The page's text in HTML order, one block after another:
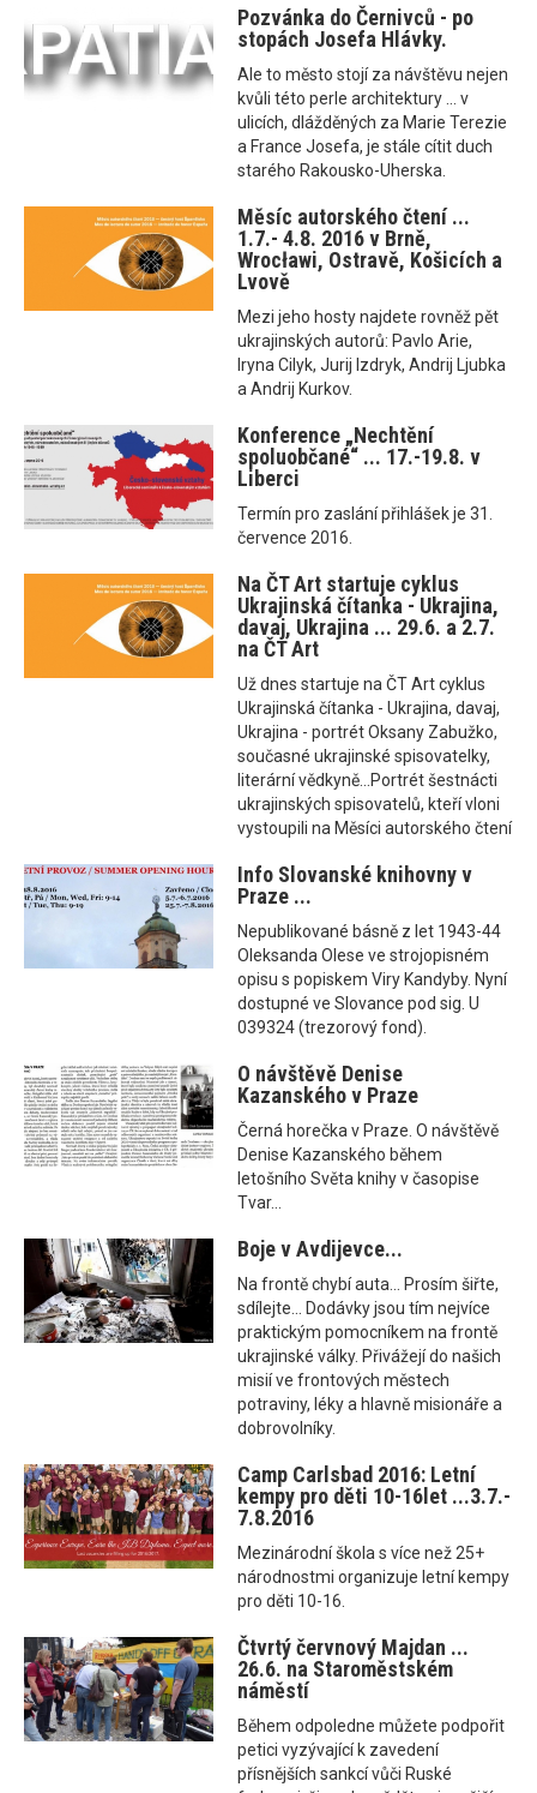
Pozvánka do Černivců - po
stopách Josefa Hlávky.
Ale to město stojí za návštěvu nejen
kvůli této perle architektury ... v
ulicích, dlážděných za Marie Terezie
a France Josefa, je stále cítit duch
starého Rakousko-Uherska.
Měsíc autorského čtení ...
1.7.- 4.8. 2016 v Brně,
Wrocławi, Ostravě, Košicích a
Lvově
Mezi jeho hosty najdete rovněž pět
ukrajinských autorů: Pavlo Arie,
Iryna Cilyk, Jurij Izdryk, Andrij Ljubka
a Andrij Kurkov.
Konference „Nechtění
spoluobčané“ ... 17.-19.8. v
Liberci
Termín pro zaslání přihlášek je 31.
července 2016.
Na ČT Art startuje cyklus
Ukrajinská čítanka - Ukrajina,
davaj, Ukrajina ... 29.6. a 2.7.
na ČT Art
Už dnes startuje na ČT Art cyklus
Ukrajinská čítanka - Ukrajina, davaj,
Ukrajina - portrét Oksany Zabužko,
současné ukrajinské spisovatelky,
literární vědkyně...Portrét šestnácti
ukrajinských spisovatelů, kteří vloni
vystoupili na Měsíci autorského čtení
Info Slovanské knihovny v
Praze ...
Nepublikované básně z let 1943-44
Oleksanda Olese ve strojopisném
opisu s popiskem Viry Kandyby. Nyní
dostupné ve Slovance pod sig. U
039324 (trezorový fond).
O návštěvě Denise
Kazanského v Praze
Černá horečka v Praze. O návštěvě
Denise Kazanského během
letošního Světa knihy v časopise
Tvar...
Boje v Avdijevce...
Na frontě chybí auta... Prosím šiřte,
sdílejte... Dodávky jsou tím nejvíce
praktickým pomocníkem na frontě
ukrajinské války. Přivážejí do našich
misií ve frontových městech
potraviny, léky a hlavně misionáře a
dobrovolníky.
Camp Carlsbad 2016: Letní
kempy pro děti 10-16let ...3.7.-
7.8.2016
Mezinárodní škola s více než 25+
národnostmi organizuje letní kempy
pro děti 10-16.
Čtvrtý červnový Majdan ...
26.6. na Staroměstském
náměstí
Během odpoledne můžete podpořit
petici vyzývající k zavedení
přísnějších sankcí vůči Ruské